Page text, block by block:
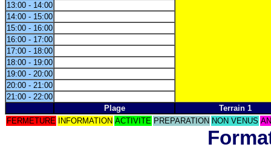
13:00 - 14:00
14:00 - 15:00
15:00 - 16:00
16:00 - 17:00
17:00 - 18:00
18:00 - 19:00
19:00 - 20:00
20:00 - 21:00
21:00 - 22:00
Plage
Terrain 1
FERMETURE
INFORMATION ACTIVITE PREPARATION NON VENUS